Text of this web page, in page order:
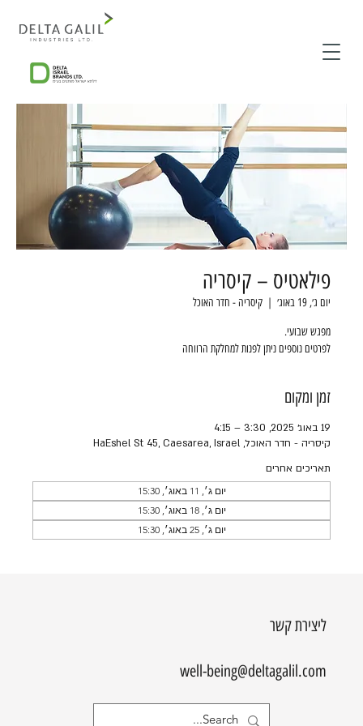
פילאטיס – קיסריה
יום ג׳, 19 באוג׳
  |
קיסריה - חדר האוכל
לפרטים נוספים ניתן לפנות למחלקת הרווחה
זמן ומקום
19 באוג׳ 2025, 3:30 – 4:15
קיסריה - חדר האוכל, HaEshel St 45, Caesarea, Israel
תאריכים אחרים
יום ג׳, 11 באוג׳, 15:30
יום ג׳, 18 באוג׳, 15:30
יום ג׳, 25 באוג׳, 15:30
ליצירת קשר
well-being@deltagalil.com